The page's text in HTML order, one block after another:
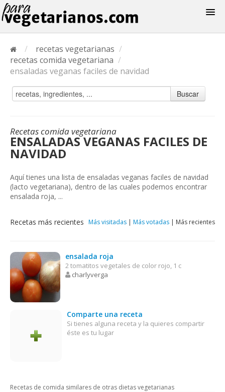
/ recetas vegetarianas /
recetas comida vegetariana /
ensaladas veganas faciles de navidad
Buscar
Recetas comida vegetariana
ENSALADAS VEGANAS FACILES DE
NAVIDAD
Aquí tienes una lista de ensaladas veganas faciles de navidad
(lacto vegetariana), dentro de las cuales podemos encontrar
ensalada roja, ...
Recetas más recientes Más visitadas | Más votadas | Más recientes
ensalada roja
2 tomatitos vegetales de color rojo, 1 c
charlyverga
Comparte una receta
Si tienes alguna receta y la quieres compartir
éste es tu lugar
Recetas de comida similares de otras dietas vegetarianas